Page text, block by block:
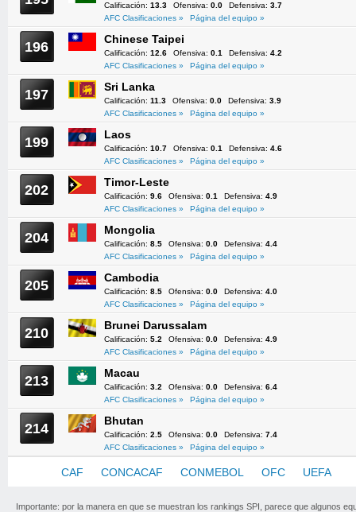
Calificación: 13.3 Ofensiva: 0.0 Defensiva: 3.7
AFC Clasificaciones »
Página del equipo »
196 Chinese Taipei
Calificación: 12.6 Ofensiva: 0.1 Defensiva: 4.2
AFC Clasificaciones »
Página del equipo »
197 Sri Lanka
Calificación: 11.3 Ofensiva: 0.0 Defensiva: 3.9
AFC Clasificaciones »
Página del equipo »
199 Laos
Calificación: 10.7 Ofensiva: 0.1 Defensiva: 4.6
AFC Clasificaciones »
Página del equipo »
202 Timor-Leste
Calificación: 9.6 Ofensiva: 0.1 Defensiva: 4.9
AFC Clasificaciones »
Página del equipo »
204 Mongolia
Calificación: 8.5 Ofensiva: 0.0 Defensiva: 4.4
AFC Clasificaciones »
Página del equipo »
205 Cambodia
Calificación: 8.5 Ofensiva: 0.0 Defensiva: 4.0
AFC Clasificaciones »
Página del equipo »
210 Brunei Darussalam
Calificación: 5.2 Ofensiva: 0.0 Defensiva: 4.9
AFC Clasificaciones »
Página del equipo »
213 Macau
Calificación: 3.2 Ofensiva: 0.0 Defensiva: 6.4
AFC Clasificaciones »
Página del equipo »
214 Bhutan
Calificación: 2.5 Ofensiva: 0.0 Defensiva: 7.4
AFC Clasificaciones »
Página del equipo »
CAF CONCACAF CONMEBOL OFC UEFA
Importante: por la manera en que se muestran los rankings SPI, parece que algunos